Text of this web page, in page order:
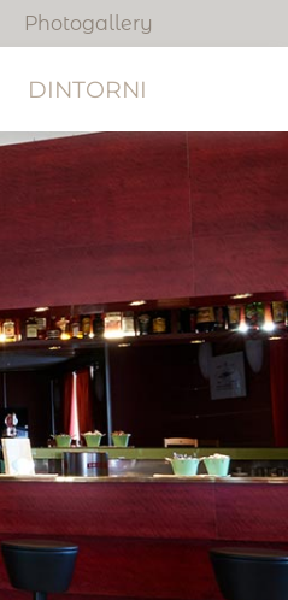
Photogallery
DINTORNI